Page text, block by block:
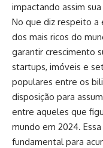
impactando assim
No que diz respeito
dos mais ricos do
garantir crescimento
startups, imóveis e
populares entre os
disposição para
entre aqueles que
mundo em 2024.
fundamental para